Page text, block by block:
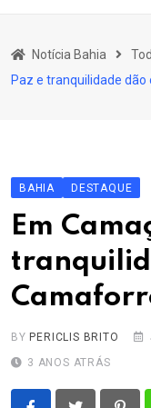
Educação
Esporte
Outros Assuntos
Notícia Bahia
Paz e tranquilidade
BAHIA DESTAQUE
Em
BY PERICLIS BRITO
3 ANOS ATRÁS